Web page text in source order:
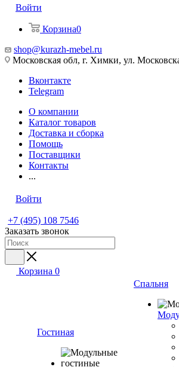
Войти
Корзина0
shop@kurazh-mebel.ru
Московская обл, г. Химки, ул.
Вконтакте
Telegram
О компании
Каталог товаров
Доставка и сборка
Помощь
Поставщики
Контакты
...
Войти
+7 (495) 108 7546
Заказать звонок
Корзина 0
Гостиная
Спальня